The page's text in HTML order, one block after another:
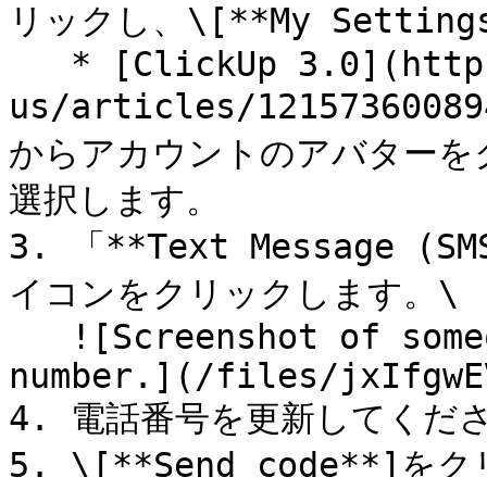
リックし、\[**My
us/articles/
からアカウントのアバタ
選択します。
3. 「**Text Message
イコンをクリックします。\
number.](/files/
4. 電話番号を更新してくだ
5. \[**Send code**]をク